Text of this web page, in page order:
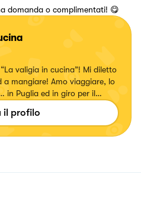
domanda o complimentati! 😋
valigia in cucina”! Mi diletto
mangiare! Amo viaggiare, lo
in Puglia ed in giro per il
il profilo